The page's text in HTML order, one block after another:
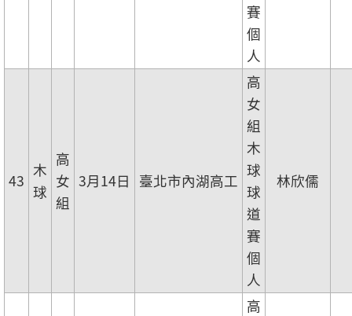
賽
個
人
43
木
球
高
女
組
3月14日 臺北市內湖高工
高
女
組
木
球
球
道
賽
個
人
林欣儒
高